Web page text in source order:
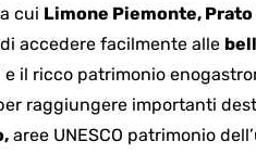
cui Limone Piemonte, Prato
accedere facilmente alle
il ricco patrimonio
raggiungere importanti
aree UNESCO patrimonio